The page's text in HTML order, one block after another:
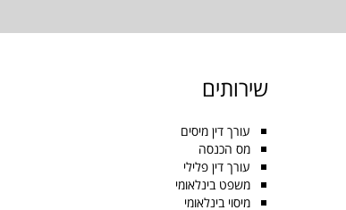
שירותים
עורך דין מיסים
מס הכנסה
עורך דין פלילי
משפט בינלאומי
מיסוי בינלאומי